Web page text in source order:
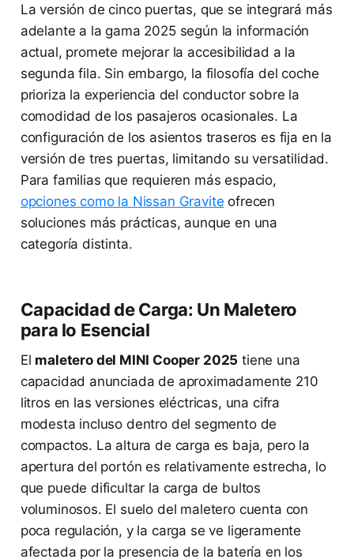
La versión de cinco puertas, que se integrará más
adelante a la gama 2025 según la información
actual, promete mejorar la accesibilidad a la
segunda fila. Sin embargo, la filosofía del coche
prioriza la experiencia del conductor sobre la
comodidad de los pasajeros ocasionales. La
configuración de los asientos traseros es fija en la
versión de tres puertas, limitando su versatilidad.
Para familias que requieren más espacio,
opciones como la Nissan Gravite ofrecen
soluciones más prácticas, aunque en una
categoría distinta.
Capacidad de Carga: Un Maletero
para lo Esencial
El maletero del MINI Cooper 2025 tiene una
capacidad anunciada de aproximadamente 210
litros en las versiones eléctricas, una cifra
modesta incluso dentro del segmento de
compactos. La altura de carga es baja, pero la
apertura del portón es relativamente estrecha, lo
que puede dificultar la carga de bultos
voluminosos. El suelo del maletero cuenta con
poca regulación, y la carga se ve ligeramente
afectada por la presencia de la batería en los